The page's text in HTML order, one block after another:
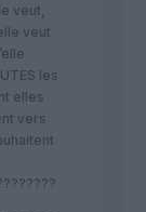
veut,
veut
les
elles
vers